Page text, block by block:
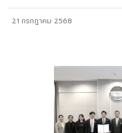
21 กรกฎาคม 2568